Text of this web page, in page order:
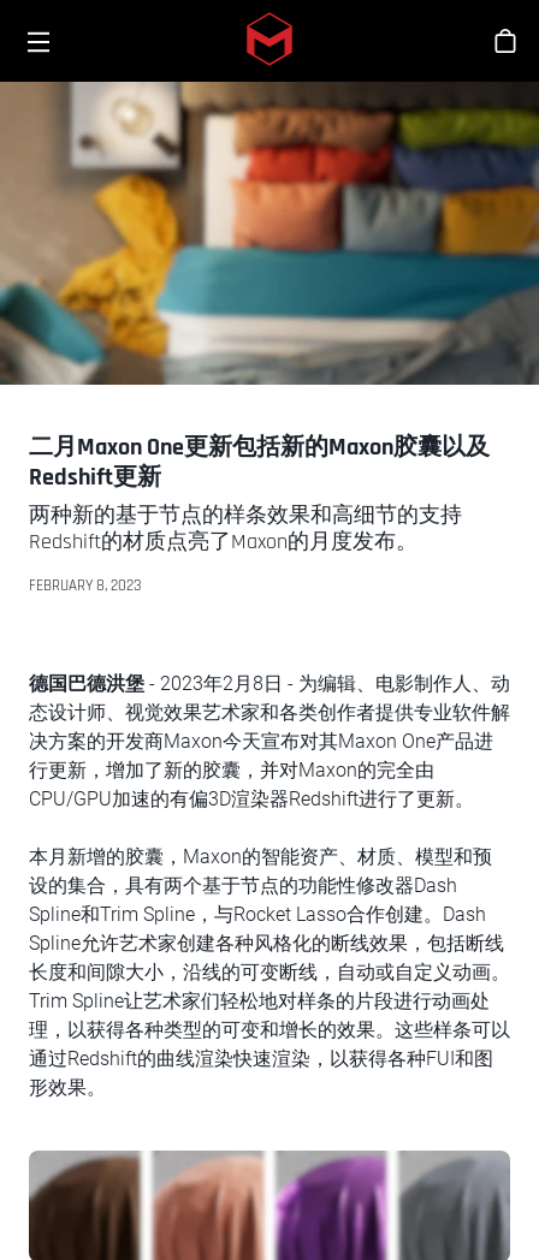
Skip to main content
商
二月Maxon One更新包括新的Maxon胶囊以及
Redshift更新
两种新的基于节点的样条效果和高细节的支持
Redshift的材质点亮了Maxon的月度发布。
FEBRUARY 8, 2023
德国巴德洪堡 - 2023年2月8日 - 为编辑、电影制作人、动
态设计师、视觉效果艺术家和各类创作者提供专业软件解
决方案的开发商Maxon今天宣布对其Maxon One产品进
行更新，增加了新的胶囊，并对Maxon的完全由
CPU/GPU加速的有偏3D渲染器Redshift进行了更新。
本月新增的胶囊，Maxon的智能资产、材质、模型和预
设的集合，具有两个基于节点的功能性修改器Dash
Spline和Trim Spline，与Rocket Lasso合作创建。Dash
Spline允许艺术家创建各种风格化的断线效果，包括断线
长度和间隙大小，沿线的可变断线，自动或自定义动画。
Trim Spline让艺术家们轻松地对样条的片段进行动画处
理，以获得各种类型的可变和增长的效果。这些样条可以
通过Redshift的曲线渲染快速渲染，以获得各种FUI和图
形效果。